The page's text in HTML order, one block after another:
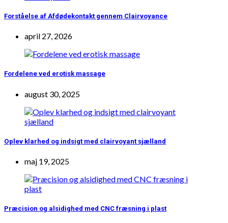
Forståelse af Afdødekontakt gennem Clairvoyance
april 27, 2026
Fordelene ved erotisk massage
august 30, 2025
Oplev klarhed og indsigt med clairvoyant sjælland
maj 19, 2025
Præcision og alsidighed med CNC fræsning i plast